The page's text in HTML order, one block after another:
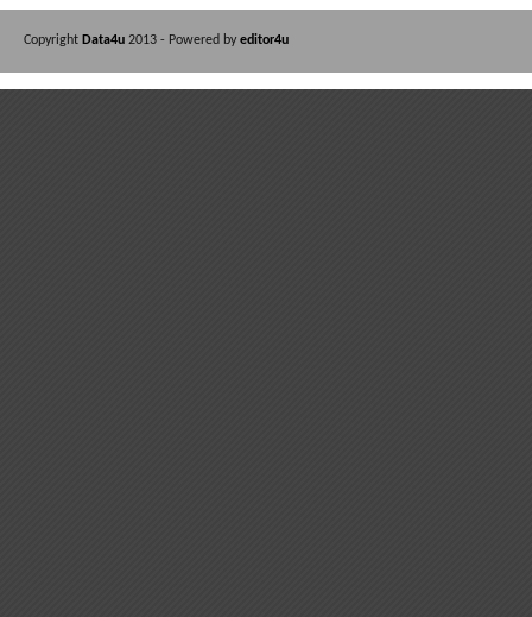
Copyright Data4u 2013 - Powered by editor4u